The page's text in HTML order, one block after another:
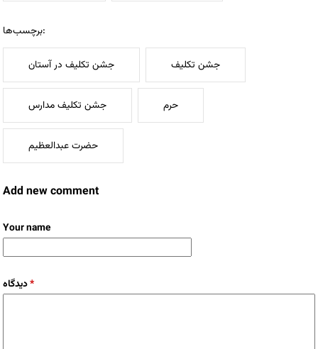
برچسب‌ها:
جشن تکلیف در آستان جشن تکلیف
جشن تکلیف مدارس حرم
حضرت عبدالعظیم
Add new comment
Your name
دیدگاه*